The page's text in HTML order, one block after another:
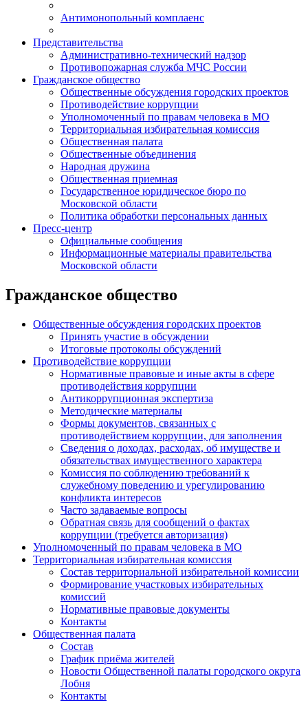
Антимонопольный комплаенс
Представительства
Административно-технический надзор
Противопожарная служба МЧС России
Гражданское общество
Общественные обсуждения городских проектов
Противодействие коррупции
Уполномоченный по правам человека в МО
Территориальная избирательная комиссия
Общественная палата
Общественные объединения
Народная дружина
Общественная приемная
Государственное юридическое бюро по
Московской области
Политика обработки персональных данных
Пресс-центр
Официальные сообщения
Информационные материалы правительства
Московской области
Гражданское общество
Общественные обсуждения городских проектов
Принять участие в обсуждении
Итоговые протоколы обсуждений
Противодействие коррупции
Нормативные правовые и иные акты в сфере
противодействия коррупции
Антикоррупционная экспертиза
Методические материалы
Формы документов, связанных с
противодействием коррупции, для заполнения
Сведения о доходах, расходах, об имуществе и
обязательствах имущественного характера
Комиссия по соблюдению требований к
служебному поведению и урегулированию
конфликта интересов
Часто задаваемые вопросы
Обратная связь для сообщений о фактах
коррупции (требуется авторизация)
Уполномоченный по правам человека в МО
Территориальная избирательная комиссия
Состав территориальной избирательной комиссии
Формирование участковых избирательных
комиссий
Нормативные правовые документы
Контакты
Общественная палата
Состав
График приёма жителей
Новости Общественной палаты городского округа
Лобня
Контакты